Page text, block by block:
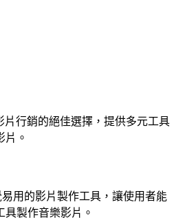
片行銷的絕佳選擇，提供多元工具
片。
用的影片製作工具，讓使用者能
製作音樂影片。